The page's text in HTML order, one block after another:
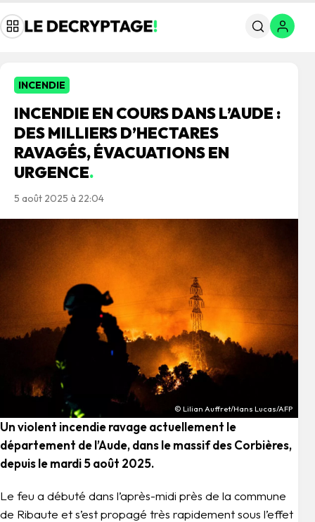
INCENDIE
INCENDIE EN COURS DANS L’AUDE :
DES MILLIERS D’HECTARES
RAVAGÉS, ÉVACUATIONS EN
URGENCE.
5 août 2025 à 22:04
© Lilian Auffret/Hans Lucas/AFP
Un violent incendie ravage actuellement le
département de l’Aude, dans le massif des Corbières,
depuis le mardi 5 août 2025.
Le feu a débuté dans l’après-midi près de la commune
de Ribaute et s’est propagé très rapidement sous l’effet